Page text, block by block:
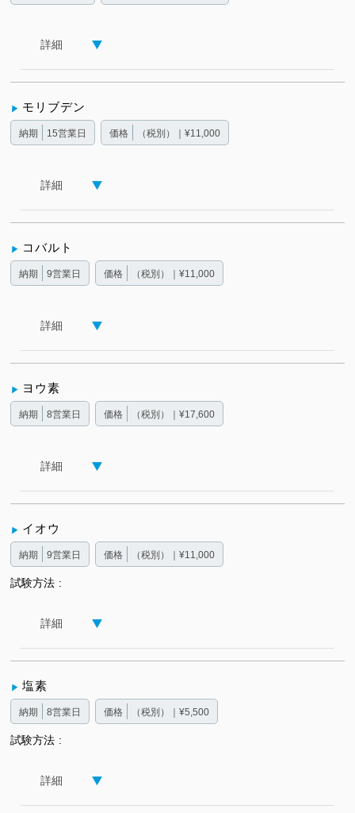
詳細
モリブデン
納期 15営業日 価格 （税別）｜¥11,000
詳細
コバルト
納期 9営業日 価格 （税別）｜¥11,000
詳細
ヨウ素
納期 8営業日 価格 （税別）｜¥17,600
詳細
イオウ
納期 9営業日 価格 （税別）｜¥11,000
試験方法
詳細
塩素
納期 8営業日 価格 （税別）｜¥5,500
試験方法
詳細